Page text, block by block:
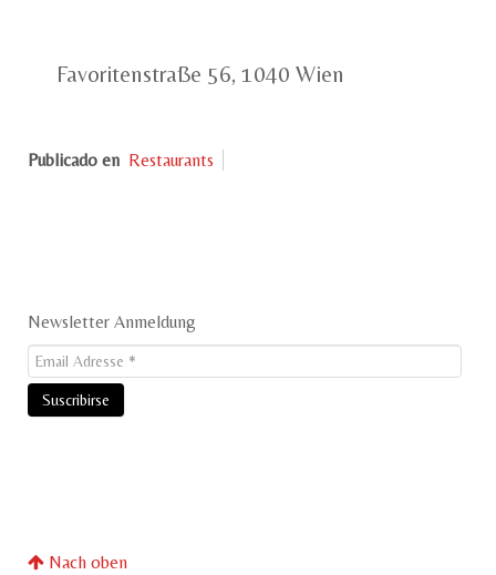
Favoritenstraße 56, 1040 Wien
Publicado en Restaurants
Newsletter Anmeldung
Nach oben